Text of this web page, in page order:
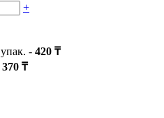
+
упак. - 420 ₸
370 ₸